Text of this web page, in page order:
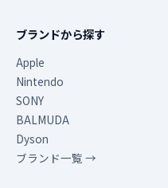
ブランドから探す
Apple
Nintendo
SONY
BALMUDA
Dyson
ブランド一覧 →